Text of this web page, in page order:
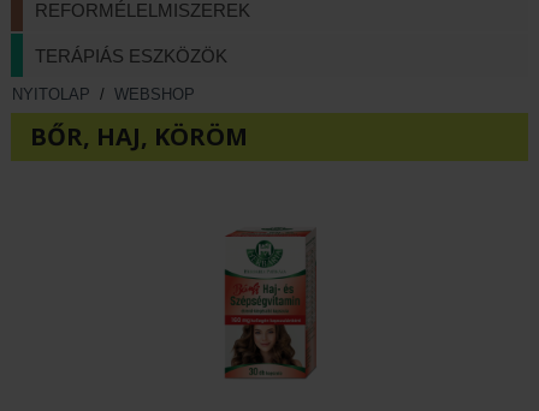
REFORMÉLELMISZEREK
TERÁPIÁS ESZKÖZÖK
NYITOLAP / WEBSHOP
BŐR, HAJ, KÖRÖM